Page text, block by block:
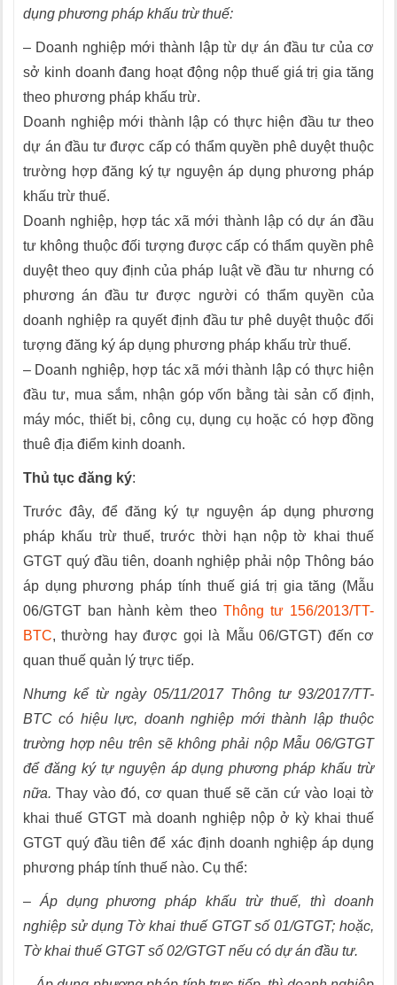
dụng phương pháp khấu trừ thuế:
– Doanh nghiệp mới thành lập từ dự án đầu tư của cơ
sở kinh doanh đang hoạt động nộp thuế giá trị gia tăng
theo phương pháp khấu trừ.
Doanh nghiệp mới thành lập có thực hiện đầu tư theo
dự án đầu tư được cấp có thẩm quyền phê duyệt thuộc
trường hợp đăng ký tự nguyện áp dụng phương pháp
khấu trừ thuế.
Doanh nghiệp, hợp tác xã mới thành lập có dự án đầu
tư không thuộc đối tượng được cấp có thẩm quyền phê
duyệt theo quy định của pháp luật về đầu tư nhưng có
phương án đầu tư được người có thẩm quyền của
doanh nghiệp ra quyết định đầu tư phê duyệt thuộc đối
tượng đăng ký áp dụng phương pháp khấu trừ thuế.
– Doanh nghiệp, hợp tác xã mới thành lập có thực hiện
đầu tư, mua sắm, nhận góp vốn bằng tài sản cố định,
máy móc, thiết bị, công cụ, dụng cụ hoặc có hợp đồng
thuê địa điểm kinh doanh.
Thủ tục đăng ký:
Trước đây, để đăng ký tự nguyện áp dụng phương
pháp khấu trừ thuế, trước thời hạn nộp tờ khai thuế
GTGT quý đầu tiên, doanh nghiệp phải nộp Thông báo
áp dụng phương pháp tính thuế giá trị gia tăng (Mẫu
06/GTGT ban hành kèm theo Thông tư 156/2013/TT-
BTC, thường hay được gọi là Mẫu 06/GTGT) đến cơ
quan thuế quản lý trực tiếp.
Nhưng kể từ ngày 05/11/2017 Thông tư 93/2017/TT-
BTC có hiệu lực, doanh nghiệp mới thành lập thuộc
trường hợp nêu trên sẽ không phải nộp Mẫu 06/GTGT
để đăng ký tự nguyện áp dụng phương pháp khấu trừ
nữa.Thay vào đó, cơ quan thuế sẽ căn cứ vào loại tờ
khai thuế GTGT mà doanh nghiệp nộp ở kỳ khai thuế
GTGT quý đầu tiên để xác định doanh nghiệp áp dụng
phương pháp tính thuế nào. Cụ thể:
– Áp dụng phương pháp khấu trừ thuế, thì doanh
nghiệp sử dụng Tờ khai thuế GTGT số 01/GTGT; hoặc,
Tờ khai thuế GTGT số 02/GTGT nếu có dự án đầu tư.